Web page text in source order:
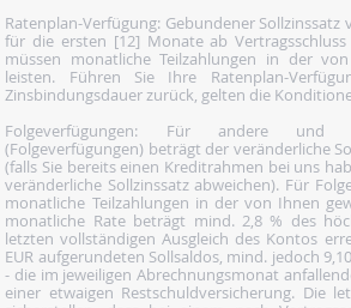
Ratenplan-Verfügung: Gebundener Sollzinssatz
für die ersten [12] Monate ab Vertragsschluss
müssen monatliche Teilzahlungen in der
leisten. Führen Sie Ihre Ratenplan-
Zinsbindungsdauer zurück, gelten die
Folgeverfügungen: Für andere und
(Folgeverfügungen) beträgt der veränderliche
(falls Sie bereits einen Kreditrahmen bei uns
veränderliche Sollzinssatz abweichen). Für
monatliche Teilzahlungen in der von Ihnen
monatliche Rate beträgt mind. 2,8 % des
letzten vollständigen Ausgleich des Kontos
EUR aufgerundeten Sollsaldos, mind. jedoch
- die im jeweiligen Abrechnungsmonat
einer etwaigen Restschuldversicherung. Die